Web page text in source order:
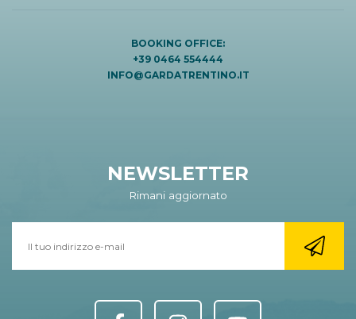
BOOKING OFFICE:
+39 0464 554444
INFO@GARDATRENTINO.IT
NEWSLETTER
Rimani aggiornato